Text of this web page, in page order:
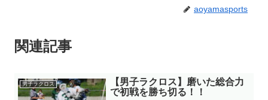
aoyamasports
関連記事
男子ラクロス
【男子ラクロス】磨いた総合力
で初戦を勝ち切る！！